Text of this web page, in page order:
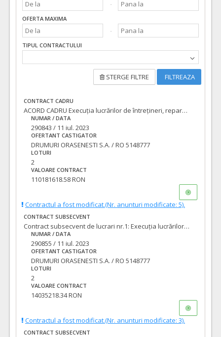
OFERTA MAXIMA
TIPUL CONTRACTULUI
STERGE FILTRE FILTREAZA
CONTRACT CADRU
ACORD CADRU Execuția lucrărilor de întrețineri, reparații, amenajări străzi, poduri și trafic rutier pentru municipiul Oradea, pe o perioadă de 4 ani: „LOT 2 - Mal drept Crișul Repede”
NUMAR / DATA
290843 / 11 iul. 2023
OFERTANT CASTIGATOR
DRUMURI ORASENESTI S.A. / RO 5148777
LOTURI
2
VALOARE CONTRACT
110181618.58 RON
Contractul a fost modificat.(Nr. anunturi modificate: 5).
CONTRACT SUBSECVENT
Contract subsecvent de lucrari nr.1: Execuția lucrărilor de întreținere, reparații, amenajări străzi, poduri și trafic rutier pentru municipiul Oradea:„LOT 2 - Mal drept Crișul Repede”
NUMAR / DATA
290855 / 11 iul. 2023
OFERTANT CASTIGATOR
DRUMURI ORASENESTI S.A. / RO 5148777
LOTURI
2
VALOARE CONTRACT
14035218.34 RON
Contractul a fost modificat.(Nr. anunturi modificate: 3).
CONTRACT SUBSECVENT